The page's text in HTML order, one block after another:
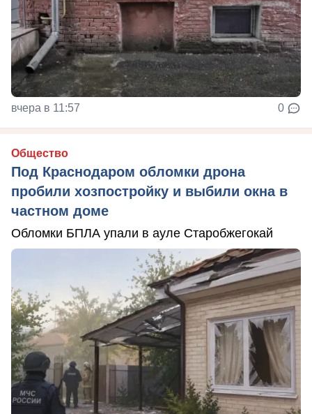
вчера в 11:57 0
Общество
Под Краснодаром обломки дрона
пробили хозпостройку и выбили окна в
частном доме
Обломки БПЛА упали в ауле Старобжегокай